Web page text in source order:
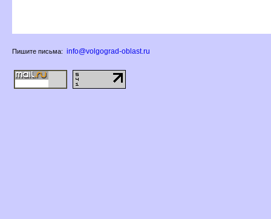
Пишите письма: info@volgograd-oblast.ru